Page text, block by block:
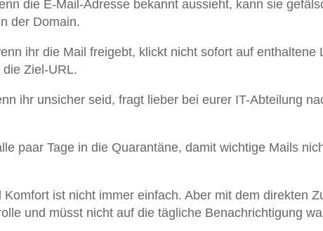
die E-Mail-Adresse bekannt aussieht, kann sie
der Domain.
ihr die Mail freigebt, klickt nicht sofort auf enthaltene
Ziel-URL.
ihr unsicher seid, fragt lieber bei eurer IT-Abteilung
paar Tage in die Quarantäne, damit wichtige Mails
ist nicht immer einfach. Aber mit dem direkten
und müsst nicht auf die tägliche Benachrichtigung